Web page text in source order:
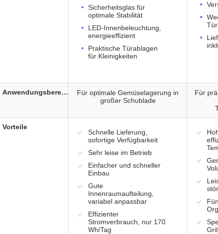
Sicherheitsglas für
optimale Stabilität
LED-Innenbeleuchtung,
energieeffizient
Praktische Türablagen
für Kleinigkeiten
Für optimale Gemüselagerung in
großer Schublade
Für
Schnelle Lieferung,
sofortige Verfügbarkeit
Sehr leise im Betrieb
Einfacher und schneller
Einbau
Gute
Innenraumaufteilung,
variabel anpassbar
Effizienter
Stromverbrauch, nur 170
Wh/Tag
Anwendungsbereich
Vorteile